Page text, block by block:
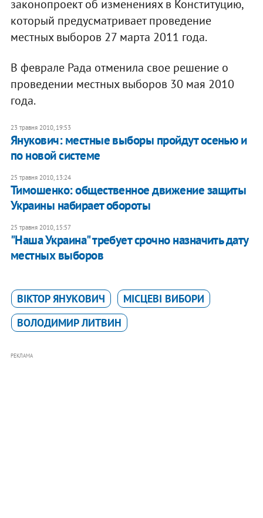
законопроект об изменениях в Конституцию,
который предусматривает проведение
местных выборов 27 марта 2011 года.
В феврале Рада отменила свое решение о
проведении местных выборов 30 мая 2010
года.
23 травня 2010, 19:53
Янукович: местные выборы пройдут осенью и
по новой системе
25 травня 2010, 13:24
Тимошенко: общественное движение защиты
Украины набирает обороты
25 травня 2010, 15:57
"Наша Украина" требует срочно назначить дату
местных выборов
ВІКТОР ЯНУКОВИЧ
МІСЦЕВІ ВИБОРИ
ВОЛОДИМИР ЛИТВИН
РЕКЛАМА